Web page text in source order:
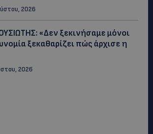
2026
«Δεν ξεκινήσαμε μόνοι
ξεκαθαρίζει πώς άρχισε η
2026